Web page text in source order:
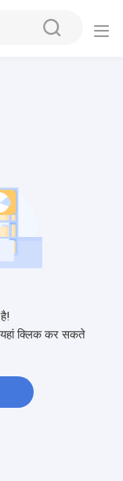
क्लिक कर सकते